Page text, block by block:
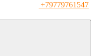
+79779761547